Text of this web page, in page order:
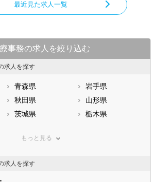
最近見た求人一覧
事務の求人を絞り込む
求人を探す
青森県
岩手県
秋田県
山形県
茨城県
栃木県
神奈川県
福井県
もっと見る
求人を探す